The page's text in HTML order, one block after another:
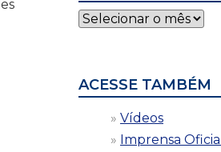
Notícias
por
ACESSE TAMBÉM
Vídeos
Imprensa Oficial